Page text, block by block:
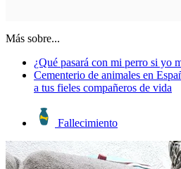
Más sobre...
¿Qué pasará con mi perro si yo
Cementerio de animales en
a tus fieles compañeros de vida
Fallecimiento